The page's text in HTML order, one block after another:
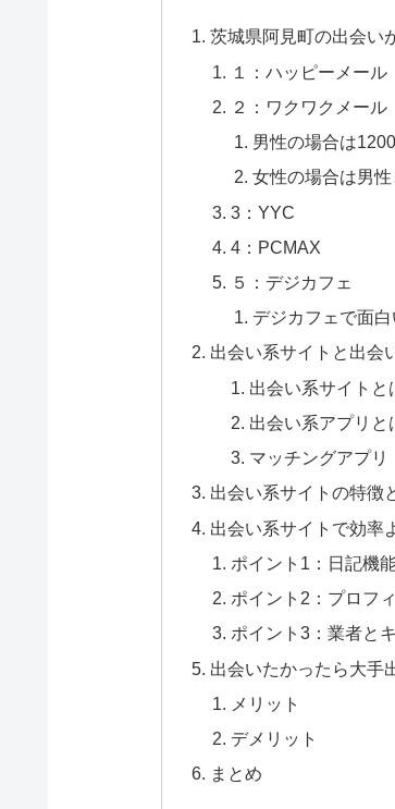
茨城県阿見町の出会い
１：ハッピーメール
２：ワクワクメール
男性の場合は
女性の場合は男
3：YYC
4：PCMAX
５：デジカフェ
デジカフェで面
出会い系サイトと出会
出会い系サイトと
出会い系アプリと
マッチングアプリ
出会い系サイトの特徴
出会い系サイトで効率
ポイント1：日記機
ポイント2：プロフ
ポイント3：業者と
出会いたかったら大手
メリット
デメリット
まとめ